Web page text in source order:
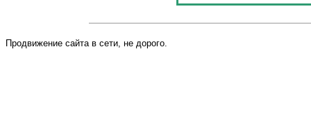
Продвижение сайта в сети, не дорого.